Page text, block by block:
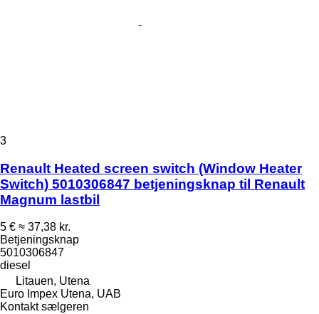
3
Renault Heated screen switch (Window Heater
Switch) 5010306847 betjeningsknap til Renault
Magnum lastbil
5 € ≈ 37,38 kr.
Betjeningsknap
5010306847
diesel
Litauen, Utena
Euro Impex Utena, UAB
Kontakt sælgeren